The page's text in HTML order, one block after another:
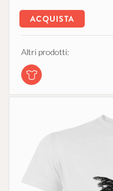
ACQUISTA
Altri prodotti: